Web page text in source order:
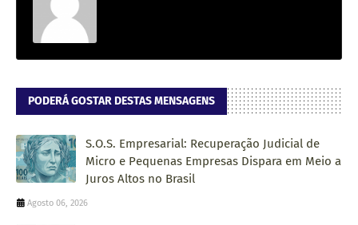
PODERÁ GOSTAR DESTAS MENSAGENS
S.O.S. Empresarial: Recuperação Judicial de
Micro e Pequenas Empresas Dispara em Meio a
Juros Altos no Brasil
Agosto 06, 2026